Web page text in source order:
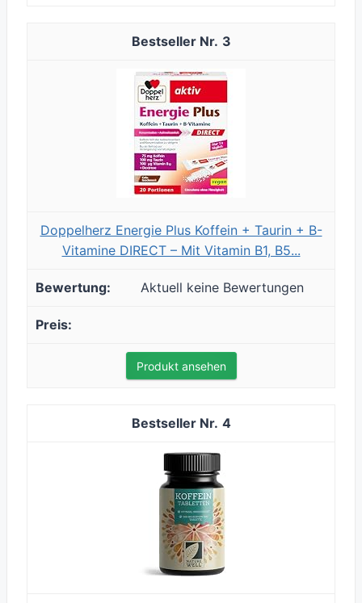
3
Doppelherz Energie Plus Koffein + Taurin + B-
Vitamine DIRECT – Mit Vitamin B1, B5...
Aktuell keine Bewertungen
Produkt ansehen
4